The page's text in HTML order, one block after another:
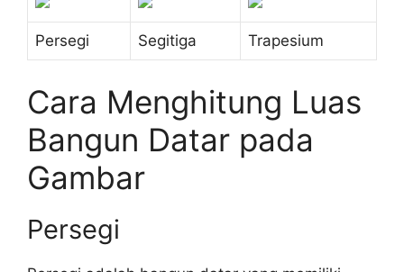
Persegi Segitiga Trapesium
Cara Menghitung Luas
Bangun Datar pada
Gambar
Persegi